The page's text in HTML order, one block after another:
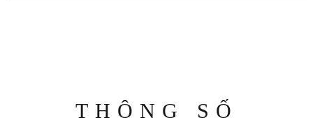
Ký hiệu bộ máy: Thạch anh
THÔNG SỐ